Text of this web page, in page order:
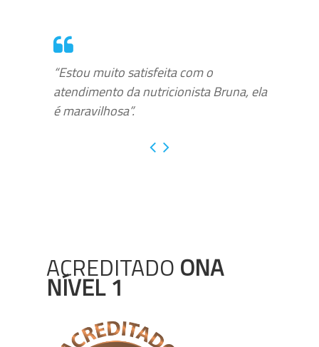
“Estou muito satisfeita com o
atendimento da nutricionista Bruna, ela
é maravilhosa”.
ACREDITADO ONA
NÍVEL 1